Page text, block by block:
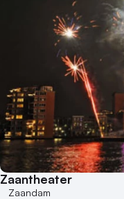
Zaantheater
Zaandam